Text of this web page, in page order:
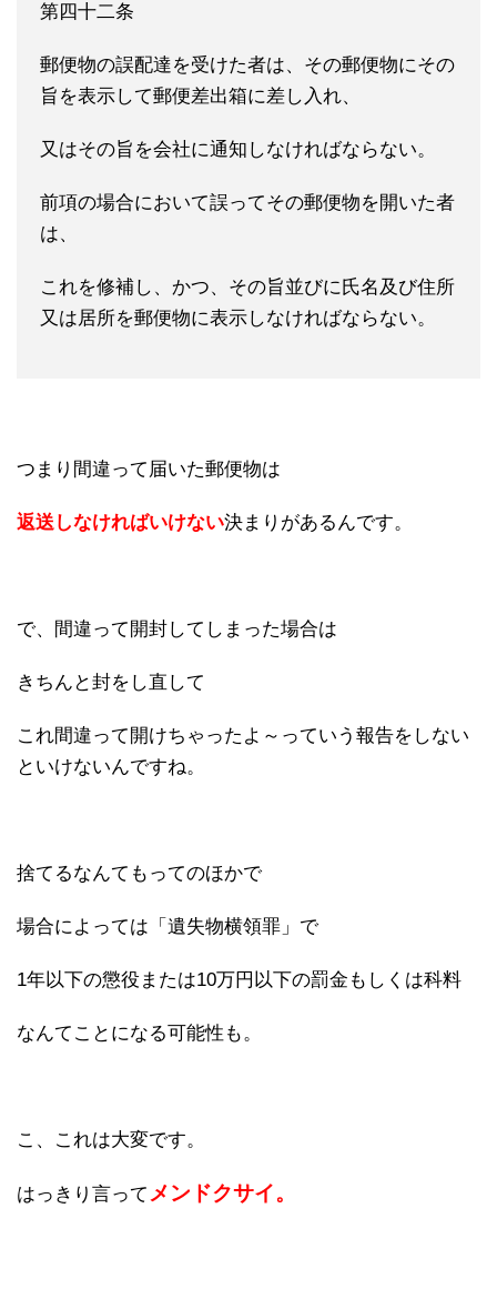
第四十二条
郵便物の誤配達を受けた者は、その郵便物にその
旨を表示して郵便差出箱に差し入れ、
又はその旨を会社に通知しなければならない。
前項の場合において誤ってその郵便物を開いた者
は、
これを修補し、かつ、その旨並びに氏名及び住所
又は居所を郵便物に表示しなければならない。
つまり間違って届いた郵便物は
返送しなければいけない決まりがあるんです。
で、間違って開封してしまった場合は
きちんと封をし直して
これ間違って開けちゃったよ～っていう報告をしない
といけないんですね。
捨てるなんてもってのほかで
場合によっては「遺失物横領罪」で
1年以下の懲役または10万円以下の罰金もしくは科料
なんてことになる可能性も。
こ、これは大変です。
はっきり言ってメンドクサイ。